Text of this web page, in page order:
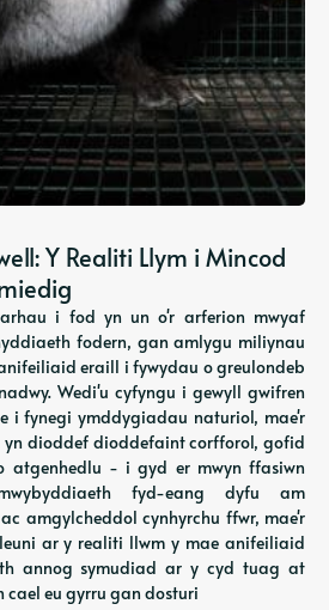
Y Realiti Llym i Mincod
i fod yn un o'r arferion mwyaf
fodern, gan amlygu miliynau
eraill i fywydau o greulondeb
Wedi'u cyfyngu i gewyll gwifren
i fynegi ymddygiadau naturiol, mae'r
dioddef dioddefaint corfforol, gofid
atgenhedlu - i gyd er mwyn ffasiwn
fyd-eang dyfu am
amgylcheddol cynhyrchu ffwr, mae'r
ar y realiti llwm y mae anifeiliaid
annog symudiad ar y cyd tuag at
cael eu gyrru gan dosturi